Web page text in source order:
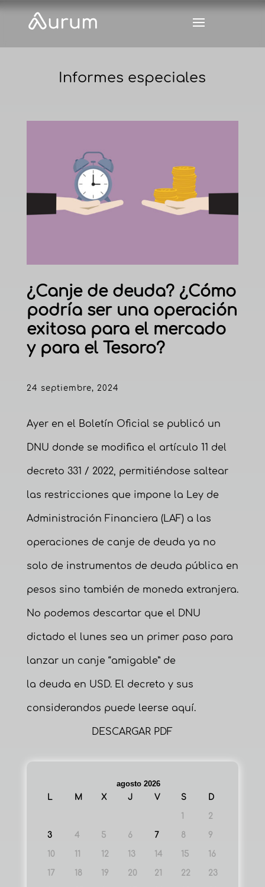
Informes especiales
¿Canje de deuda? ¿Cómo
podría ser una operación
exitosa para el mercado
y para el Tesoro?
24 septiembre, 2024
Ayer en el Boletín Oficial se publicó un
DNU donde se modifica el artículo 11 del
decreto 331 / 2022, permitiéndose saltear
las restricciones que impone la Ley de
Administración Financiera (LAF) a las
operaciones de canje de deuda ya no
solo de instrumentos de deuda pública en
pesos sino también de moneda extranjera.
No podemos descartar que el DNU
dictado el lunes sea un primer paso para
lanzar un canje “amigable” de
la deuda en USD. El decreto y sus
considerandos puede leerse aquí.
DESCARGAR PDF
agosto 2026
L
M X J V S D
1 2
3 4 5 6 7 8 9
10 11 12 13 14 15 16
17 18 19 20 21 22 23